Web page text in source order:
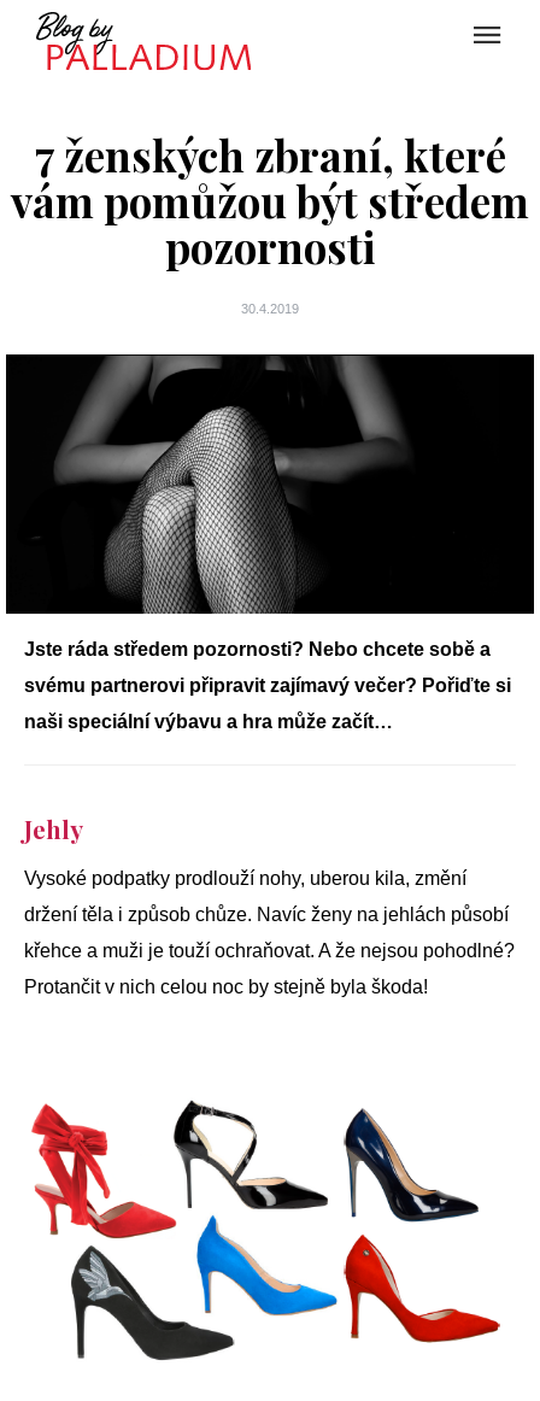
7 ženských zbraní, které
vám pomůžou být středem
pozornosti
30.4.2019
Jste ráda středem pozornosti? Nebo chcete sobě a
svému partnerovi připravit zajímavý večer? Pořiďte si
naši speciální výbavu a hra může začít…
Jehly
Vysoké podpatky prodlouží nohy, uberou kila, změní
držení těla i způsob chůze. Navíc ženy na jehlách působí
křehce a muži je touží ochraňovat. A že nejsou pohodlné?
Protančit v nich celou noc by stejně byla škoda!